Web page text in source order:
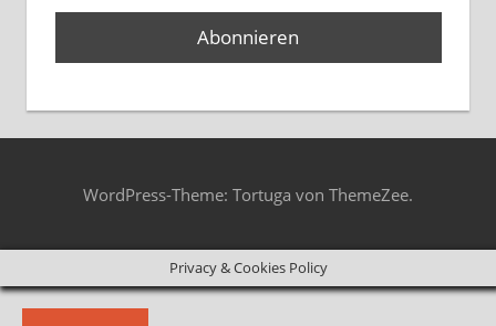
WordPress-Theme: Tortuga von ThemeZee.
Privacy & Cookies Policy